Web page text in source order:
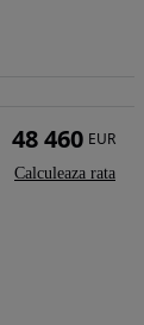
48 460 EUR
Calculeaza rata